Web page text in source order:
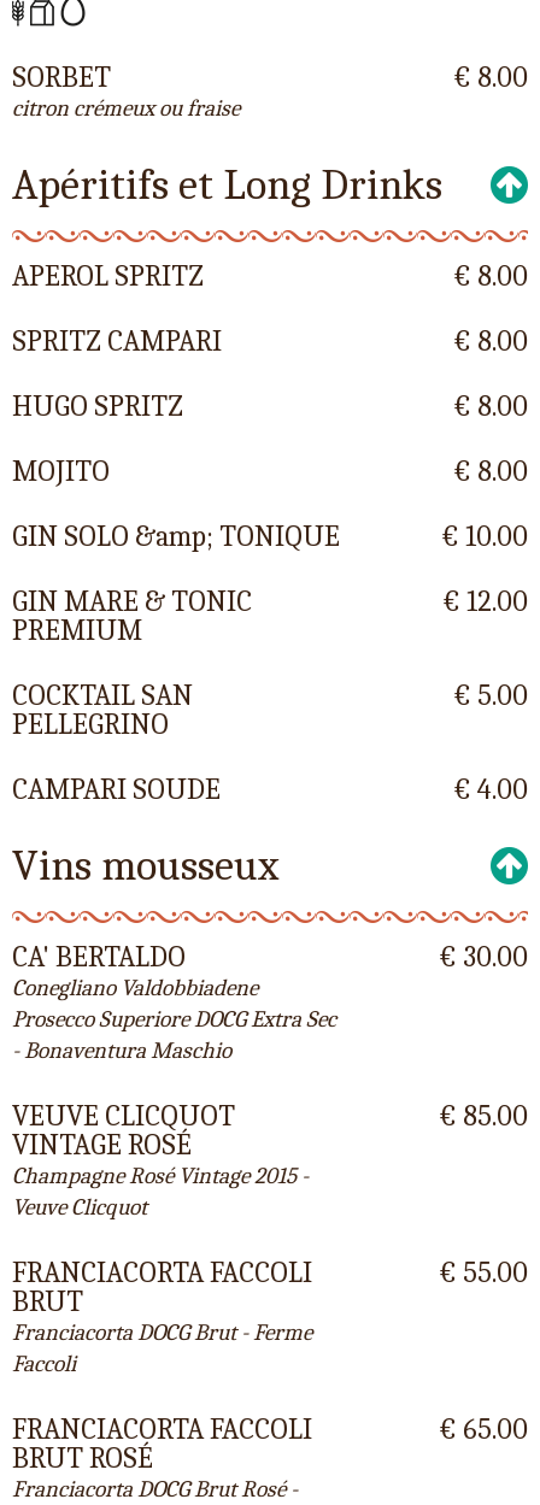
SORBET
citron crémeux ou fraise
€ 8.00
Apéritifs et Long Drinks
APEROL SPRITZ
€ 8.00
SPRITZ CAMPARI
€ 8.00
HUGO SPRITZ
€ 8.00
MOJITO
€ 8.00
GIN SOLO &amp; TONIQUE
€ 10.00
GIN MARE & TONIC
PREMIUM
€ 12.00
COCKTAIL SAN
PELLEGRINO
€ 5.00
CAMPARI SOUDE € 4.00
Vins mousseux
CA' BERTALDO
Conegliano Valdobbiadene
Prosecco Superiore DOCG Extra Sec
- Bonaventura Maschio
€ 30.00
VEUVE CLICQUOT
VINTAGE ROSÉ
Champagne Rosé Vintage 2015 -
Veuve Clicquot
€ 85.00
FRANCIACORTA FACCOLI
BRUT
Franciacorta DOCG Brut - Ferme
Faccoli
€ 55.00
FRANCIACORTA FACCOLI
BRUT ROSÉ
Franciacorta DOCG Brut Rosé -
€ 65.00